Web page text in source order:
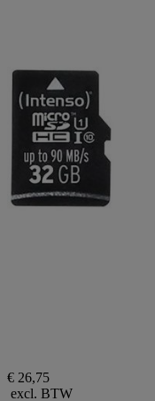
€ 26,75
excl. BTW